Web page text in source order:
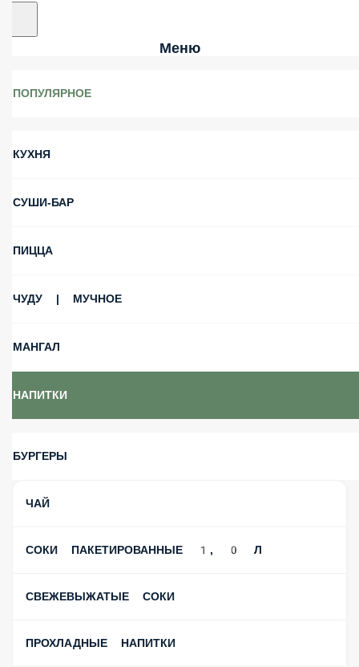
Меню
ПОПУЛЯРНОЕ
КУХНЯ
СУШИ-БАР
ПИЦЦА
ЧУДУ | МУЧНОЕ
МАНГАЛ
НАПИТКИ
БУРГЕРЫ
ЧАЙ
СОКИ ПАКЕТИРОВАННЫЕ 1, 0 Л
СВЕЖЕВЫЖАТЫЕ СОКИ
ПРОХЛАДНЫЕ НАПИТКИ